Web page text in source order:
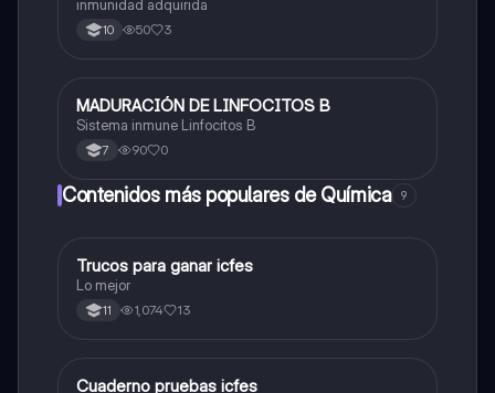
inmunidad adquirida
10 50 3
Biologia
MADURACIÓN DE LINFOCITOS B
Sistema inmune Linfocitos B
7 90 0
Contenidos más populares de Química 9
Química
Trucos para ganar icfes
Lo mejor
11 1,074 13
Biologia
Cuaderno pruebas icfes